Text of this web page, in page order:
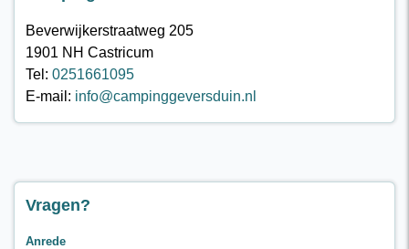
Beverwijkerstraatweg 205
1901 NH Castricum
Tel: 0251661095
E-mail: info@campinggeversduin.nl
Vragen?
Anrede